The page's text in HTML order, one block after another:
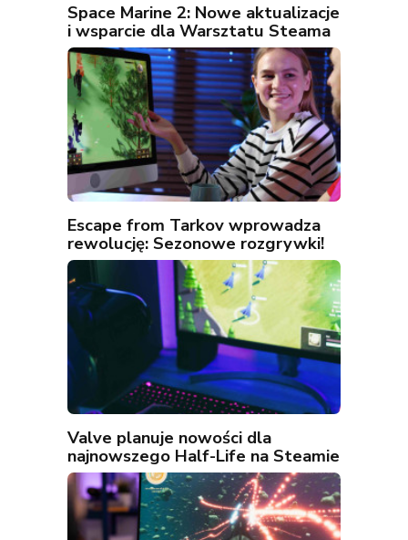
Space Marine 2: Nowe aktualizacje
i wsparcie dla Warsztatu Steama
Escape from Tarkov wprowadza
rewolucję: Sezonowe rozgrywki!
Valve planuje nowości dla
najnowszego Half-Life na Steamie